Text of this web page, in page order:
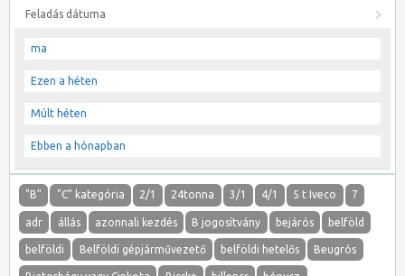
Feladás dátuma
ma
Ezen a héten
Múlt héten
Ebben a hónapban
"B" "C" kategória 2/1 24tonna 3/1 4/1 5 t Iveco 7
adr állás azonnali kezdés B jogosítvány bejárós belföld
belföldi Belföldi gépjárművezető belföldi hetelős Beugrós